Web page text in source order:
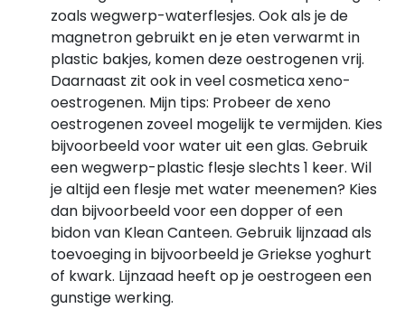
zoals wegwerp-waterflesjes. Ook als je de
magnetron gebruikt en je eten verwarmt in
plastic bakjes, komen deze oestrogenen vrij.
Daarnaast zit ook in veel cosmetica xeno-
oestrogenen. Mijn tips: Probeer de xeno
oestrogenen zoveel mogelijk te vermijden. Kies
bijvoorbeeld voor water uit een glas. Gebruik
een wegwerp-plastic flesje slechts 1 keer. Wil
je altijd een flesje met water meenemen? Kies
dan bijvoorbeeld voor een dopper of een
bidon van Klean Canteen. Gebruik lijnzaad als
toevoeging in bijvoorbeeld je Griekse yoghurt
of kwark. Lijnzaad heeft op je oestrogeen een
gunstige werking.